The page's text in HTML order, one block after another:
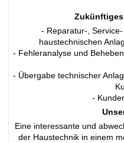
- Reparatur-,
haustechnischen
- Fehleranalyse und
- Übergabe technischer
-
Eine interessante und
der Haustechnik in einem